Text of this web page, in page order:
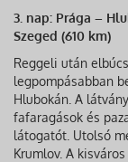
3. nap: Prága –
Szeged (610 km)
Reggeli után
legpompásabban
Hlubokán. A
fafaragások és
látogatót. Utolsó
Krumlov. A